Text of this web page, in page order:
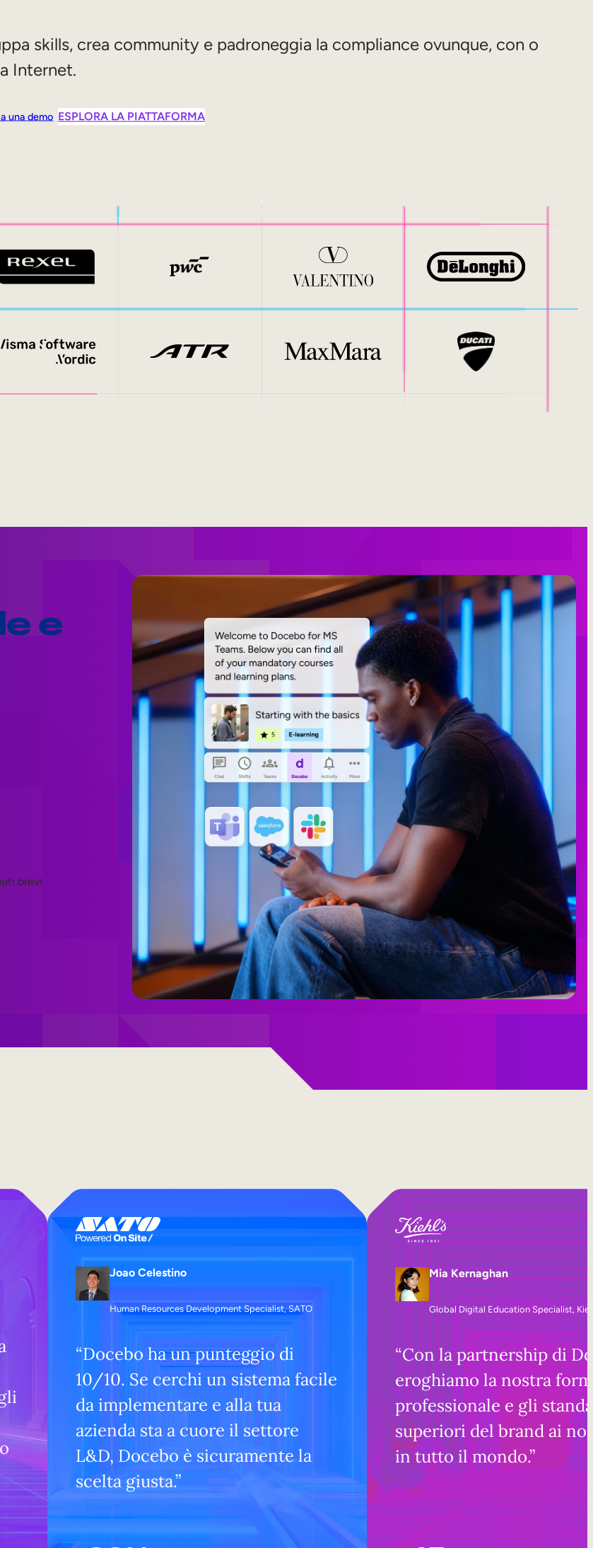
skills, crea community e padroneggia la compliance ovunque, con o
Internet.
una demo ESPLORA LA PIATTAFORMA
e
brevi
Joao Celestino
Human Resources Development Specialist, SATO
“Docebo ha un punteggio di
10/10. Se cerchi un sistema facile
da implementare e alla tua
azienda sta a cuore il settore
L&D, Docebo è sicuramente la
scelta giusta.”
Mia Kernaghan
Global Digital Education Specialist,
“Con la partnership di
eroghiamo la nostra
professionale e gli
superiori del brand ai
in tutto il mondo.”